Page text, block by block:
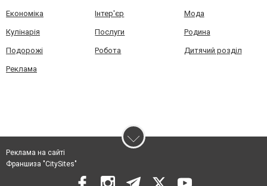
Економіка Інтер'єр Мода
Кулінарія Послуги Родина
Подорожі Робота Дитячий розділ
Реклама
Реклама на сайті
Франшиза "CitySites"